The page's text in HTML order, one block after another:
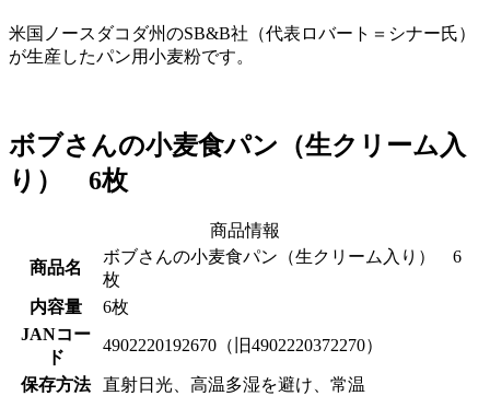
米国ノースダコダ州のSB&B社（代表ロバート＝シナー氏）
が生産したパン用小麦粉です。
ボブさんの小麦食パン（生クリーム入
り） 6枚
商品情報
商品名
ボブさんの小麦食パン（生クリーム入り） 6
枚
内容量
6枚
JANコー
ド
4902220192670（旧4902220372270）
保存方法
直射日光、高温多湿を避け、常温